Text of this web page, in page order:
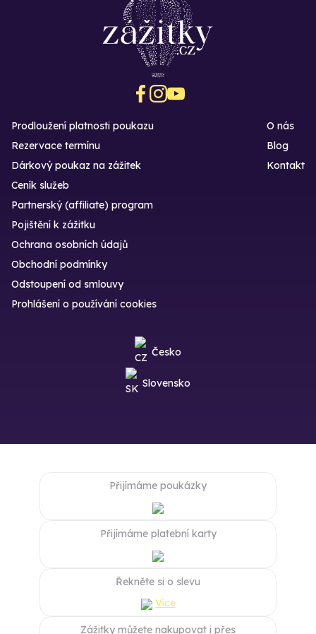
Prodloužení platnosti poukazu
Rezervace termínu
Dárkový poukaz na zážitek
O nás
Blog
Kontakt
Ceník služeb
Partnerský (affiliate) program
Pojištění k zážitku
Ochrana osobních údajů
Obchodní podmínky
Odstoupení od smlouvy
Prohlášení o používání cookies
Česko
Slovensko
Přijímáme poukázky
Přijímáme platební karty
Řekněte si o slevu
Více
Zážitky můžete nakupovat i přes